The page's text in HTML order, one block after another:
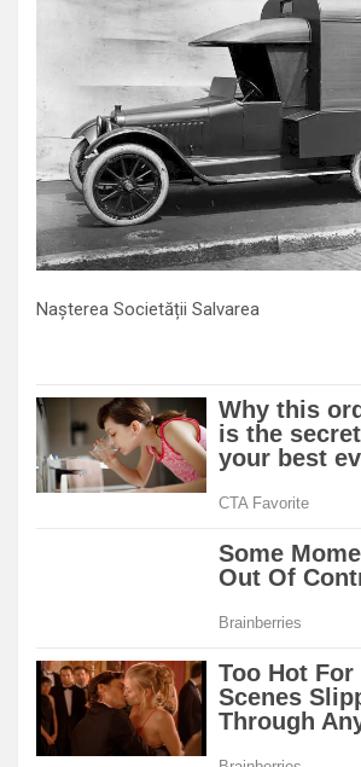
Nașterea Societății Salvarea